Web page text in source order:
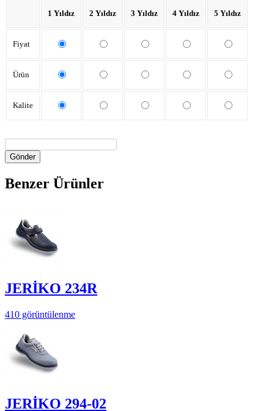
1 Yıldız 2 Yıldız 3 Yıldız 4 Yıldız 5 Yıldız
Fiyat
Ürün
Kalite
Gönder
Benzer Ürünler
JERİKO 234R
410 görüntülenme
JERİKO 294-02